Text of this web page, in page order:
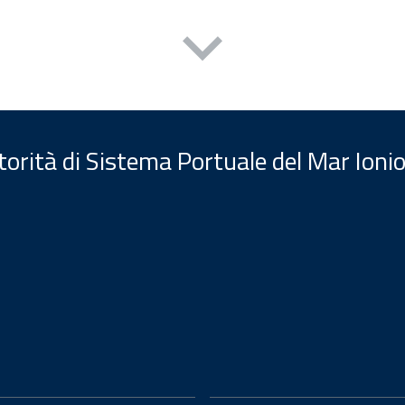
di Sistema Portuale del Mar